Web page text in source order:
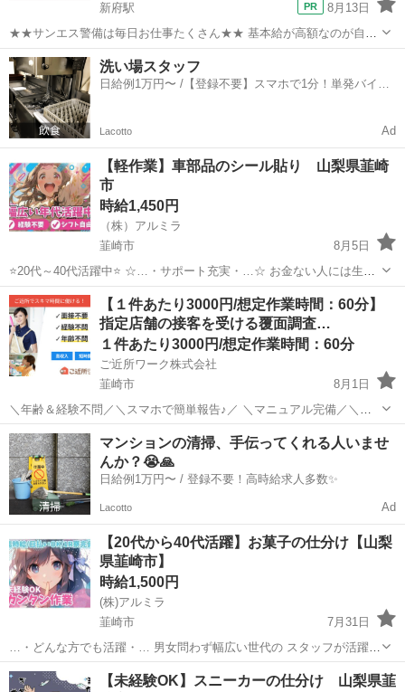
新府駅
8月13日
★★サンエス警備は毎日お仕事たくさん★★ 基本給が高額なのが自慢
♪未経験も大歓迎！ ＞＞常に現場豊富&交通費モチロン全額支給＜＜
『完全直行直帰でラクラク』 現場への直行直帰が基本で、毎週・毎月
等の定期的な出社は不要です！ ...
山梨 韮崎市 新府駅
洗い場スタッフ
日給例1万円〜 /【登録不要】スマホで1分！単発バイト
Lacotto Ad
【軽作業】車部品のシール貼り 山梨県韮崎
市
時給1,450円
（株）アルミラ
韮崎市
8月5日
⭐20代～40代活躍中⭐ ☆…・サポート充実・…☆ お金ない人には生活
支援金、 携帯ない人にはレンタル、 住む場所がない方には 即日入寮
可能案件をご紹介♪ もし、できない場合は 宿泊施設代をお渡ししま
す...
山梨 韮崎市 倉庫 ピンチ
【１件あたり3000円/想定作業時間：60分】
指定店舗の接客を受ける覆面調査…
１件あたり3000円/想定作業時間：60分
ご近所ワーク株式会社
韮崎市
8月1日
＼年齢＆経験不問／＼スマホで簡単報告♪／ ＼マニュアル完備／＼ス
キマ時間のお小遣い稼ぎにぴったり／ ※業務委託なので履歴書不要で
す。 指定店舗の接客を受ける覆面調査のお仕事のお仕事です♪ 指定店
舗へ訪問する覆面調査・報告...
山梨 韮崎市
マンションの清掃、手伝ってくれる人いませ
んか？😭🙏
日給例1万円〜 / 登録不要！高時給求人多数✨
Lacotto Ad
【20代から40代活躍】お菓子の仕分け【山梨
県韮崎市】
時給1,500円
(株)アルミラ
韮崎市
7月31日
…・どんな方でも活躍・… 男女問わず幅広い世代の スタッフが活躍
中。 必要なスキルはないので スグに活躍できますよ！ 休暇制度も 多
数充実しているので 「工場って休みがなさ...
山梨 倉庫 時給
【未経験OK】スニーカーの仕分け 山梨県韮